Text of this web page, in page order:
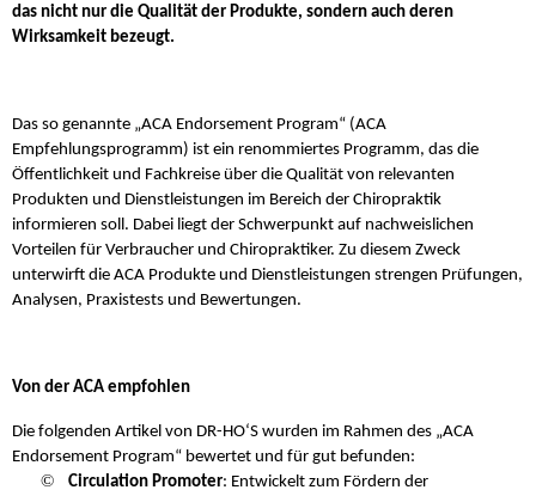
das nicht nur die Qualität der Produkte, sondern auch deren
Wirksamkeit bezeugt.
Das so genannte „ACA Endorsement Program“ (ACA
Empfehlungsprogramm) ist ein renommiertes Programm, das die
Öffentlichkeit und Fachkreise über die Qualität von relevanten
Produkten und Dienstleistungen im Bereich der Chiropraktik
informieren soll. Dabei liegt der Schwerpunkt auf nachweislichen
Vorteilen für Verbraucher und Chiropraktiker. Zu diesem Zweck
unterwirft die ACA Produkte und Dienstleistungen strengen Prüfungen,
Analysen, Praxistests und Bewertungen.
Von der ACA empfohlen
Die folgenden Artikel von DR-HO‘S wurden im Rahmen des „ACA
Endorsement Program“ bewertet und für gut befunden:
© Circulation Promoter: Entwickelt zum Fördern der